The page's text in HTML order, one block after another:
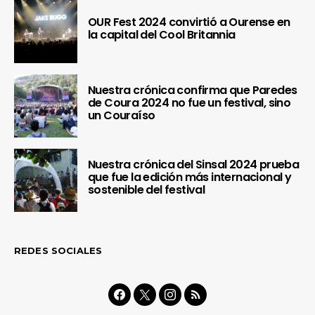
OUR Fest 2024 convirtió a Ourense en
la capital del Cool Britannia
Nuestra crónica confirma que Paredes
de Coura 2024 no fue un festival, sino
un Couraíso
Nuestra crónica del Sinsal 2024 prueba
que fue la edición más internacional y
sostenible del festival
REDES SOCIALES